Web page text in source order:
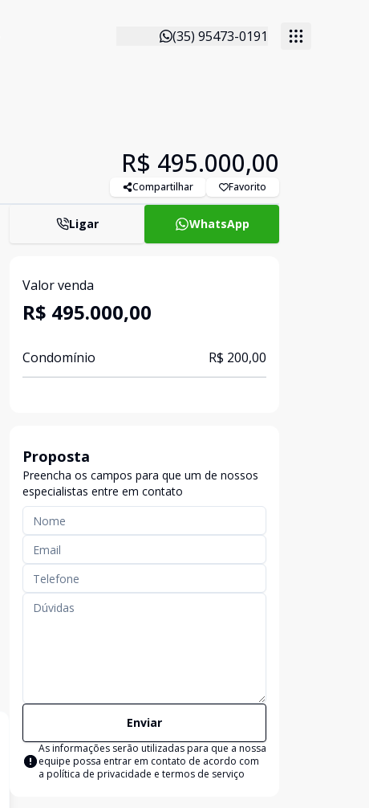
(35) 95473-0191
R$ 495.000,00
Compartilhar Favorito
Ligar WhatsApp
Valor venda
R$ 495.000,00
Condomínio R$ 200,00
Proposta
Preencha os campos para que um de nossos
especialistas entre em contato
Enviar
As informações serão utilizadas para que a nossa
equipe possa entrar em contato de acordo com
a política de privacidade e termos de serviço